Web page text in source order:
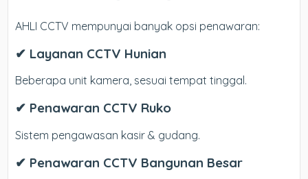
AHLI CCTV mempunyai banyak opsi penawaran:
✔ Layanan CCTV Hunian
Beberapa unit kamera, sesuai tempat tinggal.
✔ Penawaran CCTV Ruko
Sistem pengawasan kasir & gudang.
✔ Penawaran CCTV Bangunan Besar